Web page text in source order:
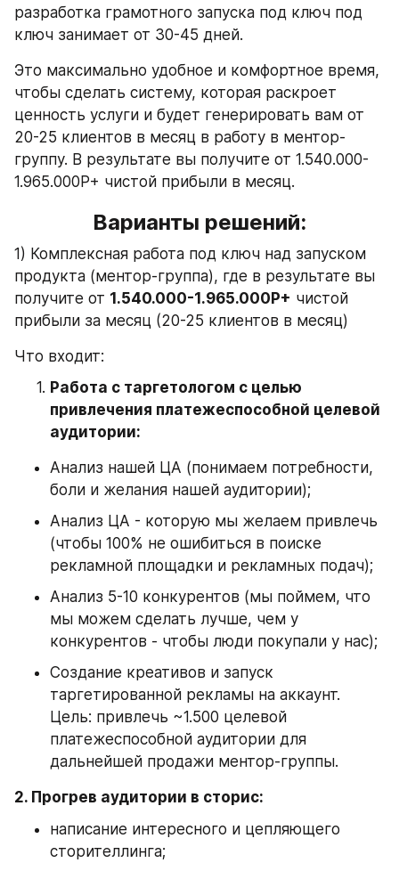
разработка грамотного запуска под ключ под
ключ занимает от 30-45 дней.
Это максимально удобное и комфортное время,
чтобы сделать систему, которая раскроет
ценность услуги и будет генерировать вам от
20-25 клиентов в месяц в работу в ментор-
группу. В результате вы получите от 1.540.000-
1.965.000Р+ чистой прибыли в месяц.
Варианты решений:
1) Комплексная работа под ключ над запуском
продукта (ментор-группа), где в результате вы
получите от 1.540.000-1.965.000Р+ чистой
прибыли за месяц (20-25 клиентов в месяц)
Что входит:
Работа с таргетологом с целью
привлечения платежеспособной целевой
аудитории:
Анализ нашей ЦА (понимаем потребности,
боли и желания нашей аудитории);
Анализ ЦА - которую мы желаем привлечь
(чтобы 100% не ошибиться в поиске
рекламной площадки и рекламных подач);
Анализ 5-10 конкурентов (мы поймем, что
мы можем сделать лучше, чем у
конкурентов - чтобы люди покупали у нас);
Создание креативов и запуск
таргетированной рекламы на аккаунт.
Цель: привлечь ~1.500 целевой
платежеспособной аудитории для
дальнейшей продажи ментор-группы.
2. Прогрев аудитории в сторис:
написание интересного и цепляющего
сторителлинга;